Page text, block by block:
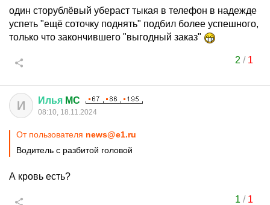
один сторублёвый убераст тыкая в телефон в надежде
успеть "ещё соточку поднять" подбил более успешного,
только что закончившего "выгодный заказ"
2 / 1
И Илья MC
08:10, 18.11.2024
От пользователя news@e1.ru
Водитель с разбитой головой
А кровь есть?
1 / 1